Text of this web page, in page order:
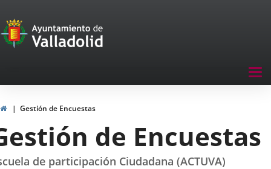
Portal
de
navegación
InicioGestión de Encuestas
de Encuestas
de participación Ciudadana (ACTUVA)